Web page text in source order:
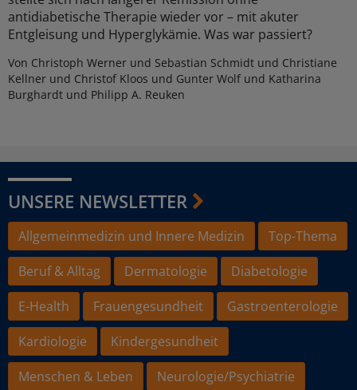
antidiabetische Therapie wieder vor – mit akuter
Entgleisung und Hyperglykämie. Was war passiert?
Von Christoph Werner und Sebastian Schmidt und Christiane
Kellner und Christof Kloos und Gunter Wolf und Katharina
Burghardt und Philipp A. Reuken
UNSERE NEWSLETTER
Allgemeinmedizin und Innere Medizin
Top-Thema
Beruf & Alltag
Dermatologie
Diabetologie
E-Health
Frauengesundheit
Gastroenterologie
Kardiologie
Kindergesundheit
Menschen & Leben
Neurologie/Psychiatrie